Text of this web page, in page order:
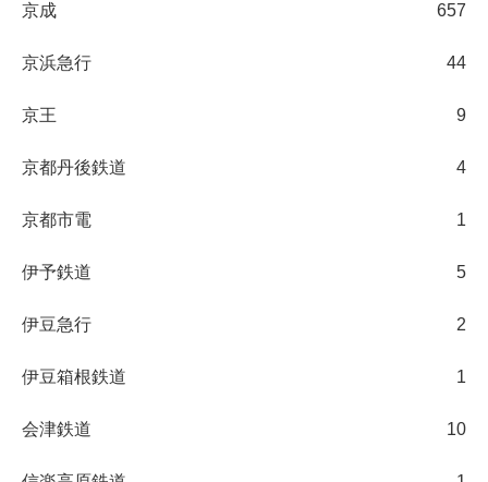
京成 657
京浜急行 44
京王 9
京都丹後鉄道 4
京都市電 1
伊予鉄道 5
伊豆急行 2
伊豆箱根鉄道 1
会津鉄道 10